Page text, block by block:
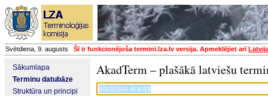
Svētdiena, 9. augusts Šī ir funkcionējoša termini.lza.lv versija. Apmeklējiet arī
Sākumlapa
Terminu datubāze
Struktūra un principi
AkadTerm – plašākā latviešu